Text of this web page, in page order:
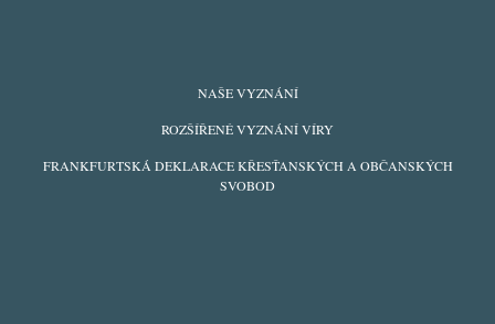
NAŠE VYZNÁNÍ
ROZŠÍŘENÉ VYZNÁNÍ VÍRY
FRANKFURTSKÁ DEKLARACE KŘESŤANSKÝCH A OBČANSKÝCH
SVOBOD